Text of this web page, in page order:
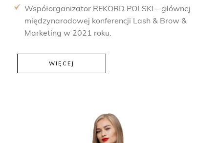
Współorganizator REKORD POLSKI – głównej
międzynarodowej konferencji Lash & Brow &
Marketing w 2021 roku.
WIĘCEJ